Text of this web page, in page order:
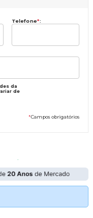
Telefone*:
da
de
*Campos obrigatórios